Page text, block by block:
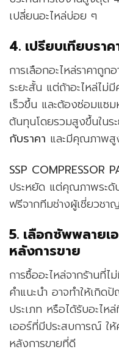
เปลี่ยนอะไหล่บ่อย ๆ
4. เปรียบเทียบรา
การเลือกอะไหล่ราคาถู
ระยะสั้น แต่ถ้าอะไหล่ไ
เร็วขึ้น และต้องซ่อมแซ
ต้นทุนโดยรวมสูงขึ้นในร
กับราคา และมีคุณภาพสู
SSP COMPRESSOR
ประหยัด แต่คุณภาพระดั
ฟรีจากทีมช่างผู้เชี่ยวชา
5. เลือกซัพพลายเ
หลังการขาย
การซื้ออะไหล่จากร้านที่
คำแนะนำ อาจทำให้เกิด
ประเภท หรือได้รับอะไ
เออร์ที่มีประสบการณ์ ใ
หลังการขายที่ดี